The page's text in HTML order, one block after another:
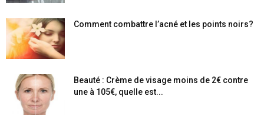
Comment combattre l’acné et les points noirs?
Beauté : Crème de visage moins de 2€ contre
une à 105€, quelle est...